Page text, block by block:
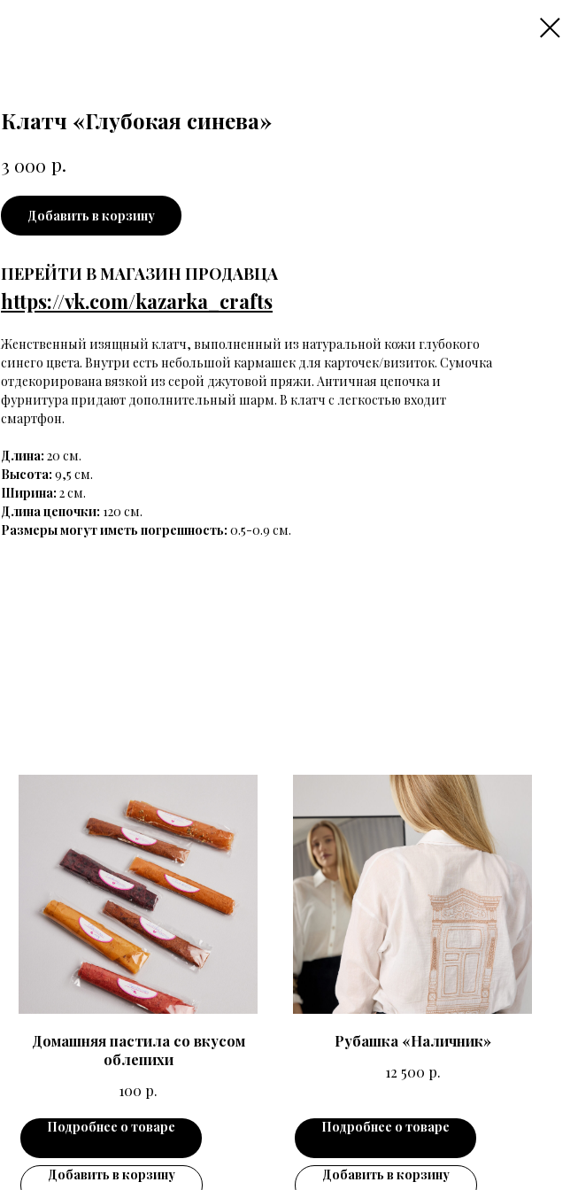
Клатч «Глубокая синева»
3 000 р.
Добавить в корзину
ПЕРЕЙТИ В МАГАЗИН ПРОДАВЦА
https://vk.com/kazarka_crafts
Женственный изящный клатч, выполненный из натуральной кожи глубокого
синего цвета. Внутри есть небольшой кармашек для карточек/визиток. Сумочка
отдекорирована вязкой из серой джутовой пряжи. Античная цепочка и
фурнитура придают дополнительный шарм. В клатч с легкостью входит
смартфон.
Длина: 20 см.
Высота: 9,5 см.
Ширина: 2 см.
Длина цепочки: 120 см.
Размеры могут иметь погрешность: 0.5-0.9 см.
Домашняя пастила со вкусом
облепихи
100 р.
Подробнее о товаре
Добавить в корзину
Рубашка «Наличник»
12 500 р.
Подробнее о товаре
Добавить в корзину